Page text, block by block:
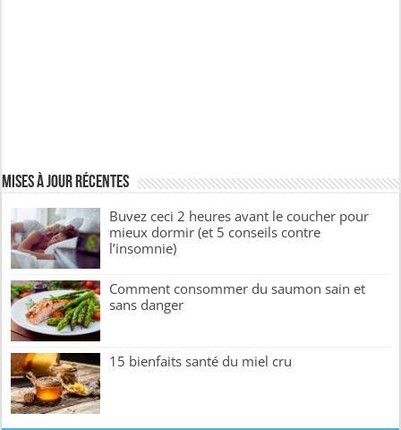
Mises à jour récentes
Buvez ceci 2 heures avant le coucher pour
mieux dormir (et 5 conseils contre
l’insomnie)
Comment consommer du saumon sain et
sans danger
15 bienfaits santé du miel cru